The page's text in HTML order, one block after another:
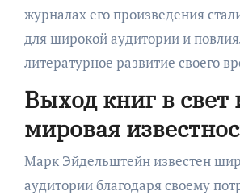
журналах его произведения
для широкой аудитории и
литературное развитие своего
Выход книг в свет
мировая
Марк Эйдельштейн известен
аудитории благодаря своему